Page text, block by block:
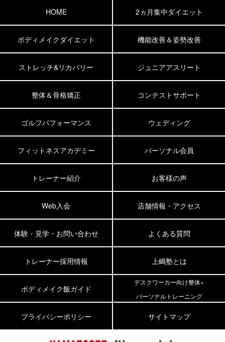
HOME 2ヵ月集中ダイエット
ボディメイクダイエット 機能改善＆姿勢改善
ストレッチ&リカバリー ジュニアアスリート
整体＆骨格矯正 コンテストサポート
ゴルフパフォーマンス ウェディング
フィットネスアカデミー パーソナル会員
トレーナー紹介 お客様の声
Web入会 店舗情報・アクセス
体験・見学・お問い合わせ よくある質問
トレーナー採用情報 上嶋塾とは
ボディメイク飯ガイド
デスクワーカー向け整体×
パーソナルトレーニング
プライバシーポリシー サイトマップ